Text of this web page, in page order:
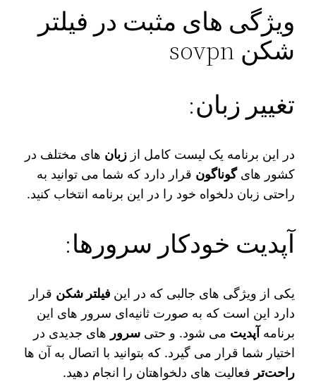
ویژگی‌ های مثبت در فیلتر
شکن sovpn
تغییر زبان:
در این برنامه یک لیست کامل اززبان‌ های مختلف در
کشور هایگوناگون قرار دارد که شما می‌ توانید به
راحتی زبان دلخواه خود را در این برنامه انتخاب کنید.
آپدیت خودکار سرورها:
یکی از ویژگی‌ های جالبی که در این فیلتر شکن قرار
دارد این است که به صورت ثانیه‌ای سرور های این
برنامه آپدیت می‌ شود. و حتیسرور های جدیدی در
اختیار شما قرار می‌ گیرد. که بتوانید با اتصال به آن ها
راحت‌تر فعالیت‌ های دلخواهتان را انجام دهید.